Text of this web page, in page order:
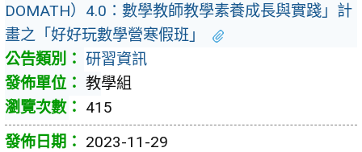
DOMATH）4.0：數學教師教學素養成長與實踐」計
畫之「好好玩數學營寒假班」
研習資訊
教學組
415
2023-11-29